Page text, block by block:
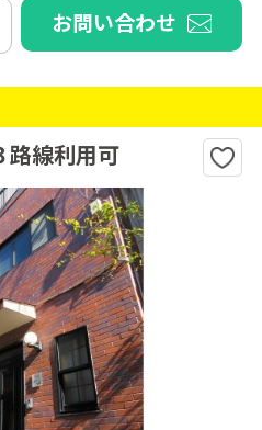
お問い合わせ
線利用可